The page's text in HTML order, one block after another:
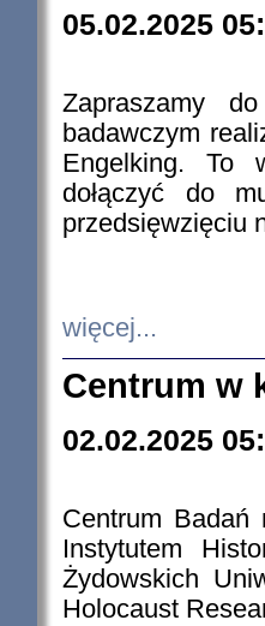
05.02.2025
Zapraszamy
badawczym
Engelking. To
dołączyć do
przedsięwzięciu
więcej...
Centrum w
02.02.2025
Centrum Badań
Instytutem
Żydowskich
Holocaust